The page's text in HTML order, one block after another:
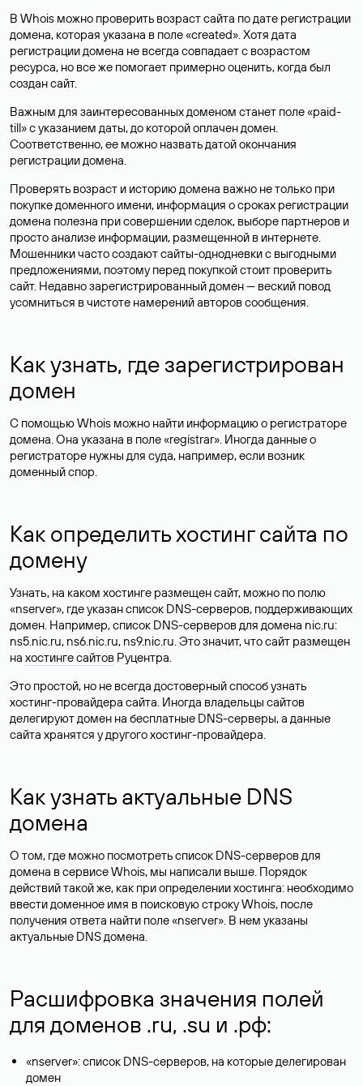
В Whois можно проверить возраст сайта по дате регистрации
домена, которая указана в поле «created». Хотя дата
регистрации домена не всегда совпадает с возрастом
ресурса, но все же помогает примерно оценить, когда был
создан сайт.
Важным для заинтересованных доменом станет поле «paid-
till» с указанием даты, до которой оплачен домен.
Соответственно, ее можно назвать датой окончания
регистрации домена.
Проверять возраст и историю домена важно не только при
покупке доменного имени, информация о сроках регистрации
домена полезна при совершении сделок, выборе партнеров и
просто анализе информации, размещенной в интернете.
Мошенники часто создают сайты-однодневки с выгодными
предложениями, поэтому перед покупкой стоит проверить
сайт. Недавно зарегистрированный домен — веский повод
усомниться в чистоте намерений авторов сообщения.
Как узнать, где зарегистрирован
домен
С помощью Whois можно найти информацию о регистраторе
домена. Она указана в поле «registrar». Иногда данные о
регистраторе нужны для суда, например, если возник
доменный спор.
Как определить хостинг сайта по
домену
Узнать, на каком хостинге размещен сайт, можно по полю
«nserver», где указан список DNS-серверов, поддерживающих
домен. Например, список DNS-серверов для домена nic.ru:
ns5.nic.ru, ns6.nic.ru, ns9.nic.ru. Это значит, что сайт размещен
на хостинге сайтов Руцентра.
Это простой, но не всегда достоверный способ узнать
хостинг-провайдера сайта. Иногда владельцы сайтов
делегируют домен на бесплатные DNS-серверы, а данные
сайта хранятся у другого хостинг-провайдера.
Как узнать актуальные DNS
домена
О том, где можно посмотреть список DNS-серверов для
домена в сервисе Whois, мы написали выше. Порядок
действий такой же, как при определении хостинга: необходимо
ввести доменное имя в поисковую строку Whois, после
получения ответа найти поле «nserver». В нем указаны
актуальные DNS домена.
Расшифровка значения полей
для доменов .ru, .su и .рф:
«nserver»: список DNS-серверов, на которые делегирован
домен